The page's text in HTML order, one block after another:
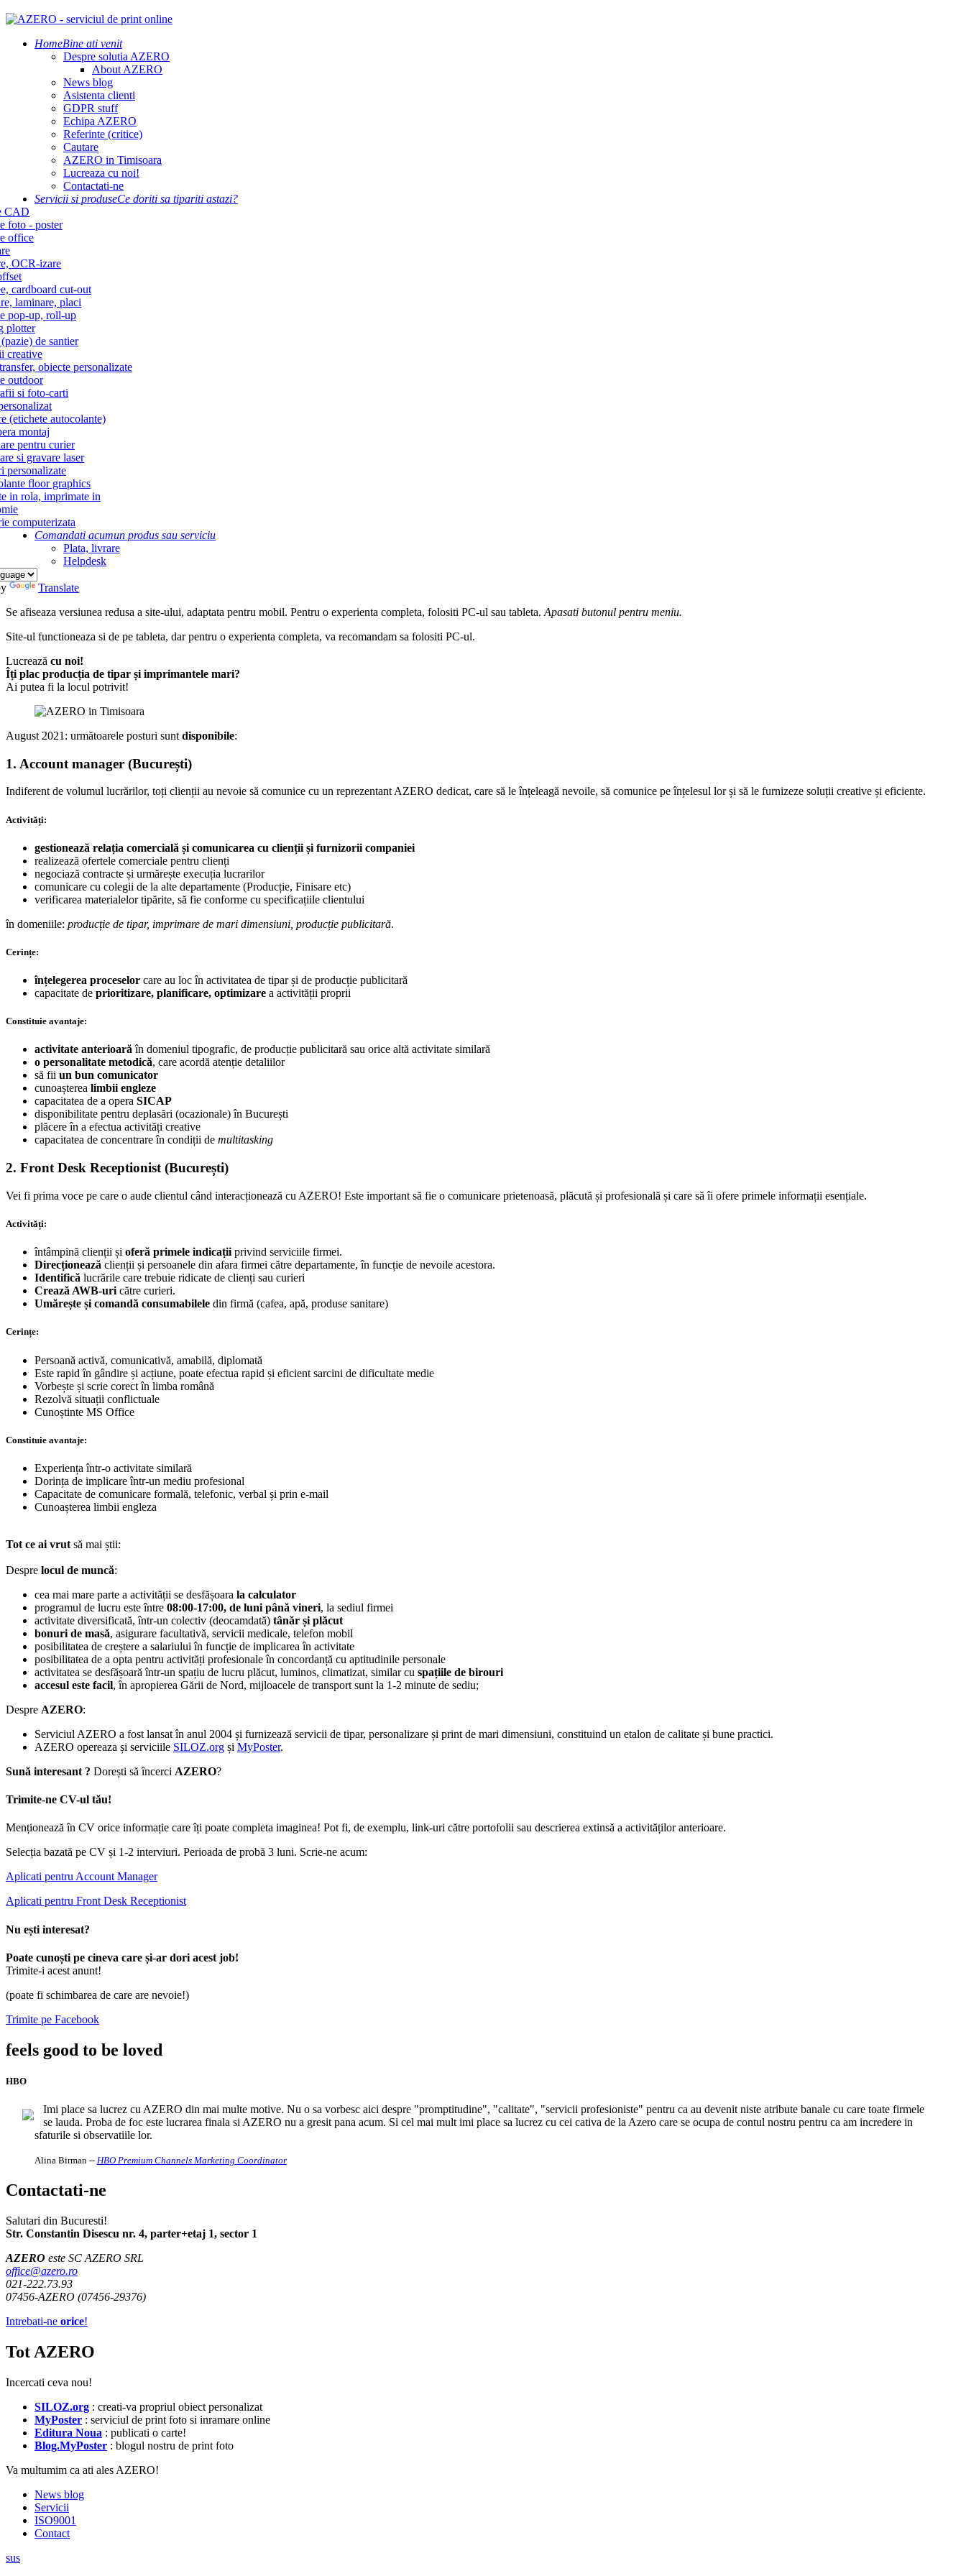
HomeBine ati venit
Despre solutia AZERO
About AZERO
News blog
Asistenta clienti
GDPR stuff
Echipa AZERO
Referinte (critice)
Cautare
AZERO in Timisoara
Lucreaza cu noi!
Contactati-ne
Servicii si produseCe doriti sa tipariti astazi?
CAD
foto - poster
office
OCR-izare
cardboard cut-out
laminare, placi
pop-up, roll-up
plotter
de santier
creative
obiecte personalizate
outdoor
si foto-carti
(etichete autocolante)
montaj
pentru curier
si gravare laser
personalizate
floor graphics
in rola, imprimate in
computerizata
Comandati acumun produs sau serviciu
Plata, livrare
Helpdesk
Translate
Se afiseaza versiunea redusa a site-ului, adaptata pentru mobil. Pentru o experienta completa, folositi PC-ul sau tableta. Apasati butonul pentru meniu.
Site-ul functioneaza si de pe tableta, dar pentru o experienta completa, va recomandam sa folositi PC-ul.
Lucrează cu noi!
Îți plac producția de tipar și imprimantele mari?
Ai putea fi la locul potrivit!
August 2021: următoarele posturi sunt disponibile:
1. Account manager (București)
Indiferent de volumul lucrărilor, toți clienții au nevoie să comunice cu un reprezentant AZERO dedicat, care să le înțeleagă nevoile, să comunice pe înțelesul lor și să le furnizeze soluții creative și eficiente.
Activități:
gestionează relația comercială și comunicarea cu clienții și furnizorii companiei
realizează ofertele comerciale pentru clienți
negociază contracte și urmărește execuția lucrarilor
comunicare cu colegii de la alte departamente (Producție, Finisare etc)
verificarea materialelor tipărite, să fie conforme cu specificațiile clientului
în domeniile: producție de tipar, imprimare de mari dimensiuni, producție publicitară.
Cerințe:
înțelegerea proceselor care au loc în activitatea de tipar și de producție publicitară
capacitate de prioritizare, planificare, optimizare a activității proprii
Constituie avantaje:
activitate anterioarăîn domeniul tipografic, de producție publicitară sau orice altă activitate similară
o personalitate metodică, care acordă atenție detaliilor
să fii un bun comunicator
cunoașterea limbii engleze
capacitatea de a opera SICAP
disponibilitate pentru deplasări (ocazionale) în București
plăcere în a efectua activități creative
capacitatea de concentrare în condiții de multitasking
2. Front Desk Receptionist (București)
Vei fi prima voce pe care o aude clientul când interacționează cu AZERO! Este important să fie o comunicare prietenoasă, plăcută și profesională și care să îi ofere primele informații esențiale.
Activități:
întâmpină clienții și oferă primele indicații privind serviciile firmei.
Direcționează clienții și persoanele din afara firmei către departamente, în funcție de nevoile acestora.
Identifică lucrările care trebuie ridicate de clienți sau curieri
Crează AWB-uri către curieri.
Umărește și comandă consumabilele din firmă (cafea, apă, produse sanitare)
Cerințe:
Persoană activă, comunicativă, amabilă, diplomată
Este rapid în gândire și acțiune, poate efectua rapid și eficient sarcini de dificultate medie
Vorbește și scrie corect în limba română
Rezolvă situații conflictuale
Cunoștinte MS Office
Constituie avantaje:
Experiența într-o activitate similară
Dorința de implicare într-un mediu profesional
Capacitate de comunicare formală, telefonic, verbal și prin e-mail
Cunoașterea limbii engleza
Tot ce ai vrut să mai știi:
Despre locul de muncă:
cea mai mare parte a activității se desfășoara la calculator
programul de lucru este între 08:00-17:00, de luni până vineri, la sediul firmei
activitate diversificată, într-un colectiv (deocamdată) tânăr și plăcut
bonuri de masă, asigurare facultativă, servicii medicale, telefon mobil
posibilitatea de creștere a salariului în funcție de implicarea în activitate
posibilitatea de a opta pentru activități profesionale în concordanță cu aptitudinile personale
activitatea se desfășoară într-un spațiu de lucru plăcut, luminos, climatizat, similar cu spațiile de birouri
accesul este facil, în apropierea Gării de Nord, mijloacele de transport sunt la 1-2 minute de sediu;
Despre AZERO:
Serviciul AZERO a fost lansat în anul 2004 și furnizează servicii de tipar, personalizare și print de mari dimensiuni, constituind un etalon de calitate și bune practici.
AZERO opereaza și serviciile SILOZ.org și MyPoster.
Sună interesant ? Dorești să încerci AZERO?
Trimite-ne CV-ul tău!
Menționează în CV orice informație care îți poate completa imaginea! Pot fi, de exemplu, link-uri către portofolii sau descrierea extinsă a activităților anterioare.
Selecția bazată pe CV și 1-2 interviuri. Perioada de probă 3 luni. Scrie-ne acum:
Aplicati pentru Account Manager
Aplicati pentru Front Desk Receptionist
Nu ești interesat?
Poate cunoști pe cineva care și-ar dori acest job!
Trimite-i acest anunt!
(poate fi schimbarea de care are nevoie!)
Trimite pe Facebook
feels good to be loved
HBO
Imi place sa lucrez cu AZERO din mai multe motive. Nu o sa vorbesc aici despre "promptitudine", "calitate", "servicii profesioniste" pentru ca au devenit niste atribute banale cu care toate firmele
se lauda. Proba de foc este lucrarea finala si AZERO nu a gresit pana acum. Si cel mai mult imi place sa lucrez cu cei cativa de la Azero care se ocupa de contul nostru pentru ca am incredere in
sfaturile si observatiile lor.
Alina Birman -- HBO Premium Channels Marketing Coordinator
Contactati-ne
Salutari din Bucuresti!
Str. Constantin Disescu nr. 4, parter+etaj 1, sector 1
AZERO este SC AZERO SRL
office@azero.ro
021-222.73.93
07456-AZERO (07456-29376)
Intrebati-ne orice!
Tot AZERO
Incercati ceva nou!
SILOZ.org : creati-va propriul obiect personalizat
MyPoster : serviciul de print foto si inramare online
Editura Noua : publicati o carte!
Blog.MyPoster : blogul nostru de print foto
Va multumim ca ati ales AZERO!
News blog
Servicii
ISO9001
Contact
sus